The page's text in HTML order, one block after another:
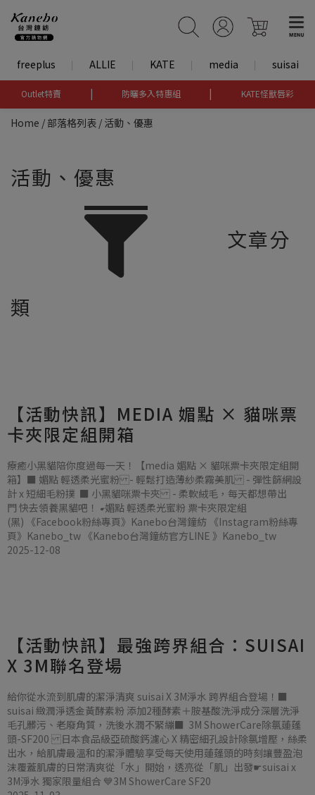
freeplus ALLIE KATE media suisai
Outlet特賣 | 防曬多入特惠組 | KATE怪獸唇彩
Home /部落格列表 / 活動、優惠
活動、優惠
文章分
類
【活動快訊】MEDIA 媚點 × 貓咪票
卡夾限定組開箱
療癒小黑貓陪你度過每一天！【media 媚點 × 貓咪票卡夾限定組開
箱】■ 媚點 輕透柔光蜜粉 - 輕鬆打造薄紗柔霧美肌 - 彈性篩網設
計 x 短細毛粉撲 ■ 小黑貓咪票卡夾 - 柔軟絨毛，每天都想帶出
門 快去領養黑貓吧！ ☛媚點 輕透柔光蜜粉 票卡夾限定組
(黑) 《Facebook粉絲專頁》Kanebo台灣鐘紡 《Instagram粉絲專
頁》Kanebo_tw 《Kanebo台灣鐘紡官方LINE 》Kanebo_tw
2025-12-08
【活動快訊】最強跨界組合：SUISAI
X 3M聯名登場
​給你從水流到肌膚的潔淨清爽 suisai X 3M淨水 跨界組合登場！■
suisai 緻潤淨透金黃酵素粉 添加2種酵素＋胺基酸洗淨成分​ 深層洗淨
毛孔髒污、老廢角質，洗後水潤不緊繃■ 3M ShowerCare除氯蓮蓬
頭-SF200 日本食品級亞硫酸鈣濾心 X 精密細孔設計​ 除氯增壓，絲柔
出水，給肌膚最溫和的潔淨體驗享受每天使用蓮蓬頭的時刻​ 讓豐盈泡
沫覆蓋肌膚的日常​ 清爽從「水」開始，透亮從「肌」出發☛suisai x
3M淨水 獨家限量組合 💙3M ShowerCare SF20